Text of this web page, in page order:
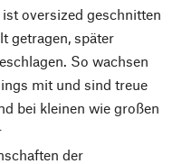
oversized geschnitten
getragen, später
So wachsen
mit und sind treue
bei kleinen wie großen
der